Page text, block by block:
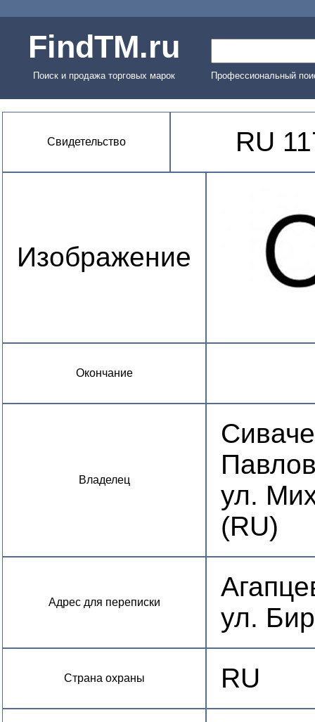
FindTM.ru
Поиск и продажа торговых марок Профессиональный
Свидетельство RU
Изображение
Окончание
Владелец
ул.
(RU)
Адрес для переписки
ул.
Страна охраны
RU